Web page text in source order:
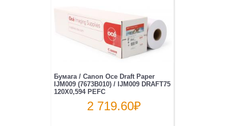
Бумага / Canon Oce Draft Paper
IJM009 (7673B010) / IJM009 DRAFT75
120X0,594 PEFC
2 719.60₽